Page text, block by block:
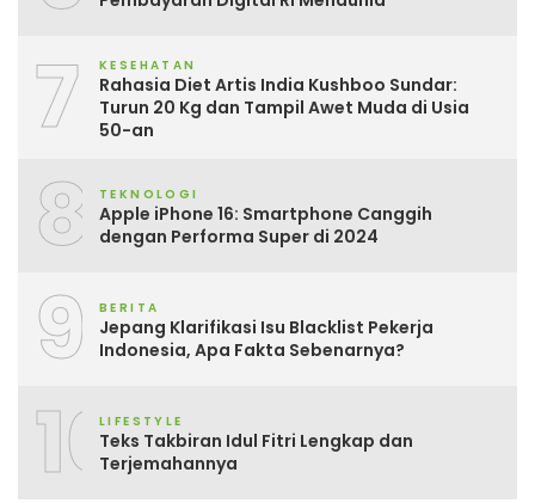
7 KESEHATAN
Rahasia Diet Artis India Kushboo Sundar:
Turun 20 Kg dan Tampil Awet Muda di Usia
50-an
8 TEKNOLOGI
Apple iPhone 16: Smartphone Canggih
dengan Performa Super di 2024
9 BERITA
Jepang Klarifikasi Isu Blacklist Pekerja
Indonesia, Apa Fakta Sebenarnya?
10LIFESTYLE
Teks Takbiran Idul Fitri Lengkap dan
Terjemahannya